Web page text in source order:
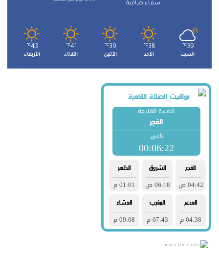
سماء صافية
39
℃
السبت
38
℃
الأحد
39
℃
الأثنين
41
℃
الثلاثاء
43
℃
الأربعاء
prayer-times.info